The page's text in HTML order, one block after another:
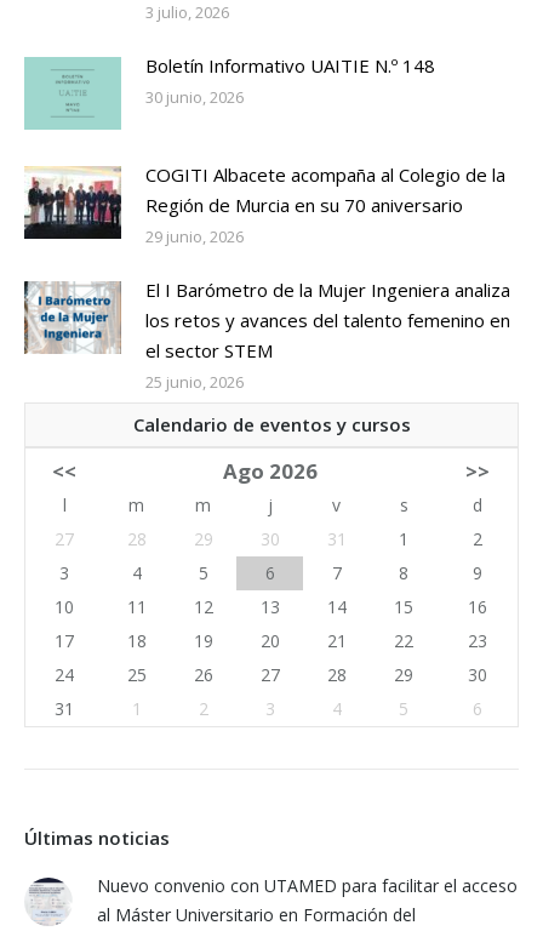
3 julio, 2026
Boletín Informativo UAITIE N.º 148
30 junio, 2026
COGITI Albacete acompaña al Colegio de la
Región de Murcia en su 70 aniversario
29 junio, 2026
El I Barómetro de la Mujer Ingeniera analiza
los retos y avances del talento femenino en
el sector STEM
25 junio, 2026
Calendario de eventos y cursos
<< Ago 2026 >>
l m m j v s
d
27
28 29 30 31 1
2
3
4 5 6 7 8
9
10
11 12 13 14 15
16
17
18 19 20 21 22
23
24
25 26 27 28 29
30
31
1 2 3 4 5 6
Últimas noticias
Nuevo convenio con UTAMED para facilitar el acceso
al Máster Universitario en Formación del